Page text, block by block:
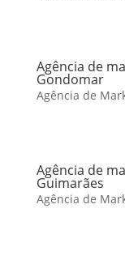
Agência de
Gondomar
Agência de
Agência de
Guimarães
Agência de